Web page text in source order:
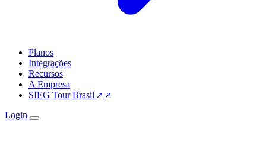
Planos
Integrações
Recursos
A Empresa
SIEG Tour Brasil
Login